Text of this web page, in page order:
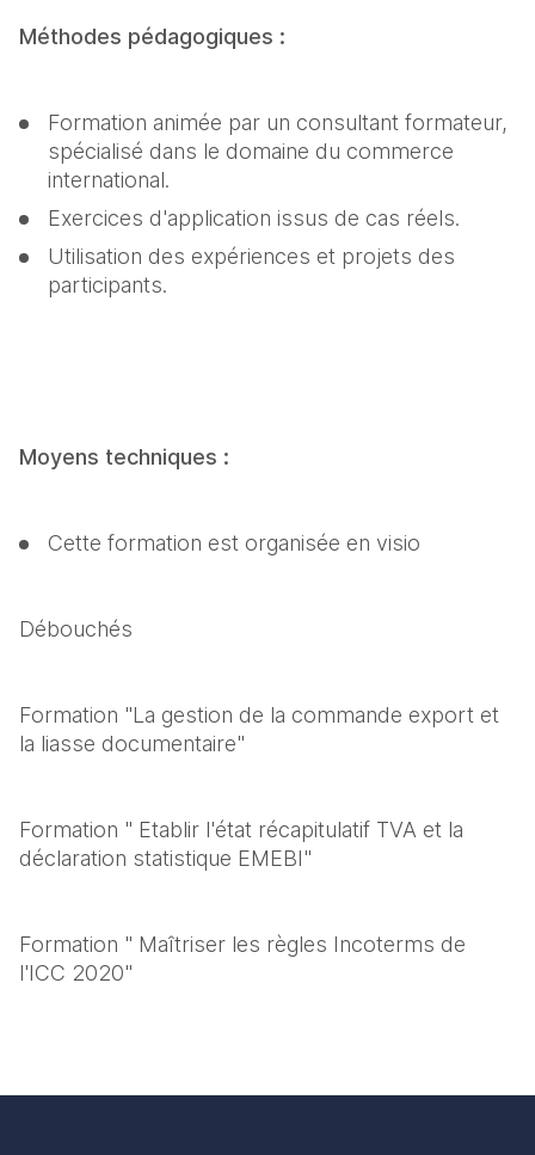
Méthodes pédagogiques :
Formation animée par un consultant formateur,
spécialisé dans le domaine du commerce
international.
Exercices d'application issus de cas réels.
Utilisation des expériences et projets des
participants.
Moyens techniques :
Cette formation est organisée en visio
Débouchés
Formation "La gestion de la commande export et
la liasse documentaire"
Formation " Etablir l'état récapitulatif TVA et la
déclaration statistique EMEBI"
Formation " Maîtriser les règles Incoterms de
l'ICC 2020"